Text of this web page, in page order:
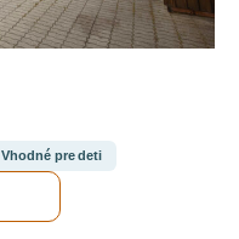
Vhodné pre deti